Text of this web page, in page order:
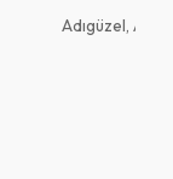
Adıgüzel,